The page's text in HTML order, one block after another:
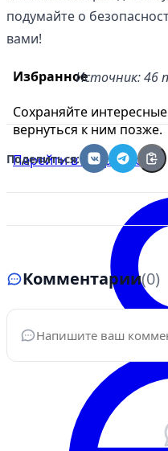
Избранное
Сохраняйте
вернуться к ним позже.
Перейти в избранное
подумайте о
вами!
Источник: 46
Поделиться:
Комментарии(0)
Ваше имя*
Электронная почта